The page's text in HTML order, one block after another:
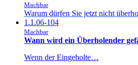
Machbar
Warum dürfen Sie jetzt nicht
1.1.06-104
Machbar
Wann wird ein Überholender
Wenn der Eingeholte…